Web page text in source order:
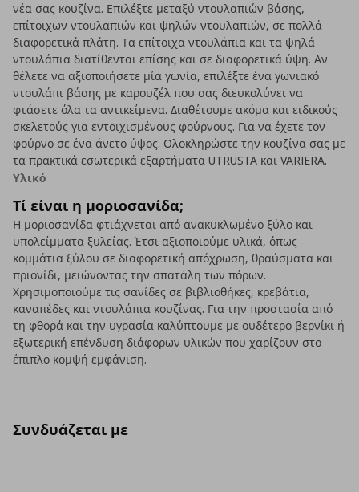
νέα σας κουζίνα. Επιλέξτε μεταξύ ντουλαπιών βάσης,
επίτοιχων ντουλαπιών και ψηλών ντουλαπιών, σε πολλά
διαφορετικά πλάτη. Τα επίτοιχα ντουλάπια και τα ψηλά
ντουλάπια διατίθενται επίσης και σε διαφορετικά ύψη. Αν
θέλετε να αξιοποιήσετε μία γωνία, επιλέξτε ένα γωνιακό
ντουλάπι βάσης με καρουζέλ που σας διευκολύνει να
φτάσετε όλα τα αντικείμενα. Διαθέτουμε ακόμα και ειδικούς
σκελετούς για εντοιχισμένους φούρνους. Για να έχετε τον
φούρνο σε ένα άνετο ύψος. Ολοκληρώστε την κουζίνα σας με
τα πρακτικά εσωτερικά εξαρτήματα UTRUSTA και VARIERA.
Υλικό
Τί είναι η μοριοσανίδα;
Η μοριοσανίδα φτιάχνεται από ανακυκλωμένο ξύλο και
υπολείμματα ξυλείας. Έτσι αξιοποιούμε υλικά, όπως
κομμάτια ξύλου σε διαφορετική απόχρωση, θραύσματα και
πριονίδι, μειώνοντας την σπατάλη των πόρων.
Χρησιμοποιούμε τις σανίδες σε βιβλιοθήκες, κρεβάτια,
καναπέδες και ντουλάπια κουζίνας. Για την προστασία από
τη φθορά και την υγρασία καλύπτουμε με ουδέτερο βερνίκι ή
εξωτερική επένδυση διάφορων υλικών που χαρίζουν στο
έπιπλο κομψή εμφάνιση.
Συνδυάζεται με